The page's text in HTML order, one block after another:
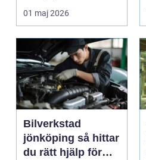
studenter och
01 maj 2026
Bilverkstad
jönköping så hittar
du rätt hjälp för